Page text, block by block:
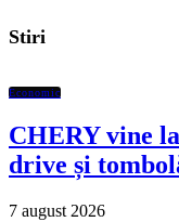
Stiri
Economic
CHERY vine
drive și
7 august 2026